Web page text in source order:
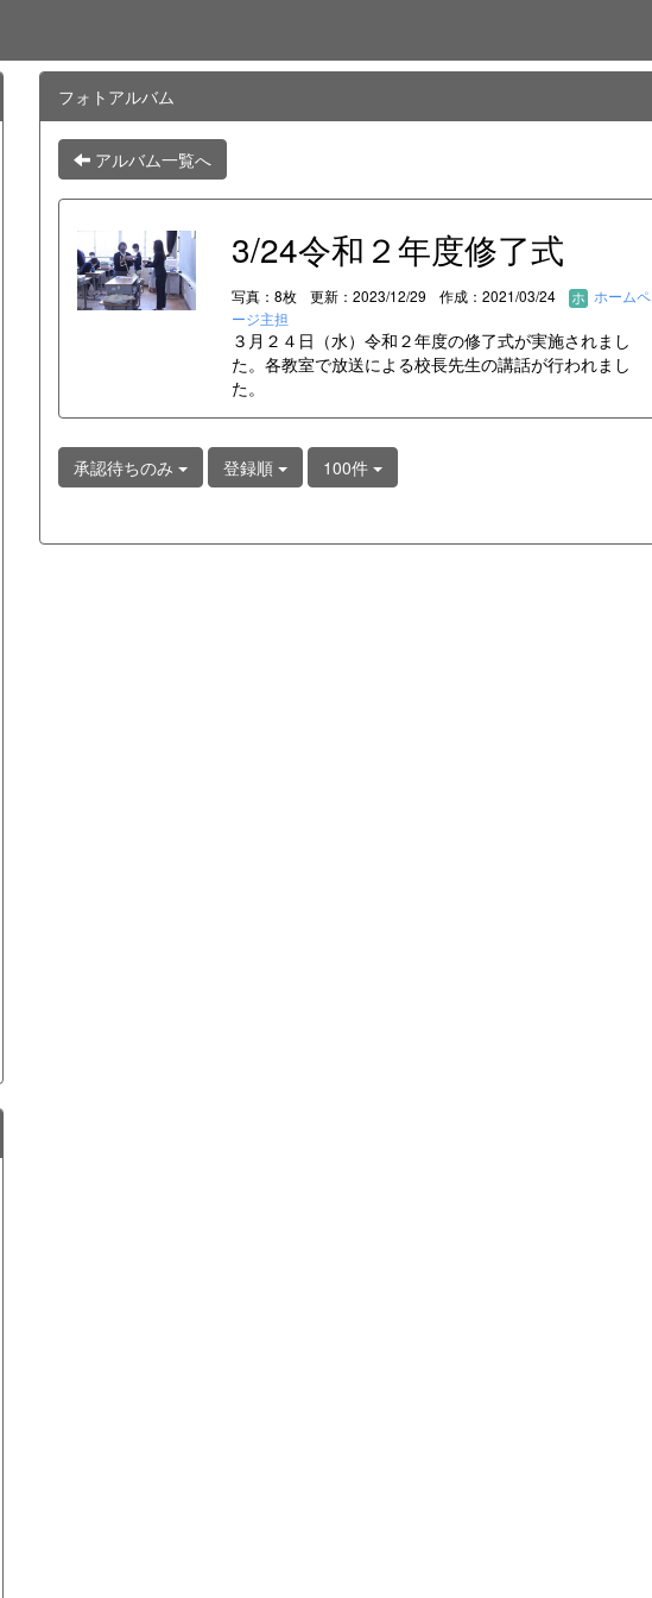
フォトアルバム
アルバム一覧へ
3/24令和２年度修了式
写真：8枚 更新：2023/12/29 作成：2021/03/24
ホームペ
ージ主担
３月２４日（水）令和２年度の修了式が実施されまし
た。各教室で放送による校長先生の講話が行われまし
た。
承認待ちのみ 登録順 100件